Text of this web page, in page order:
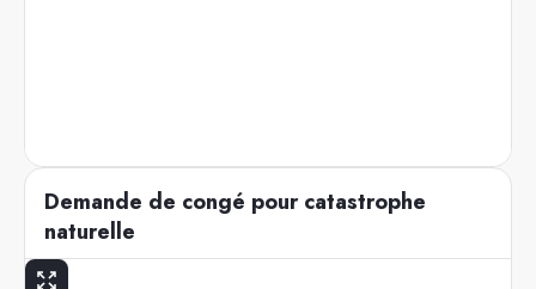
Demande de congé pour catastrophe
naturelle